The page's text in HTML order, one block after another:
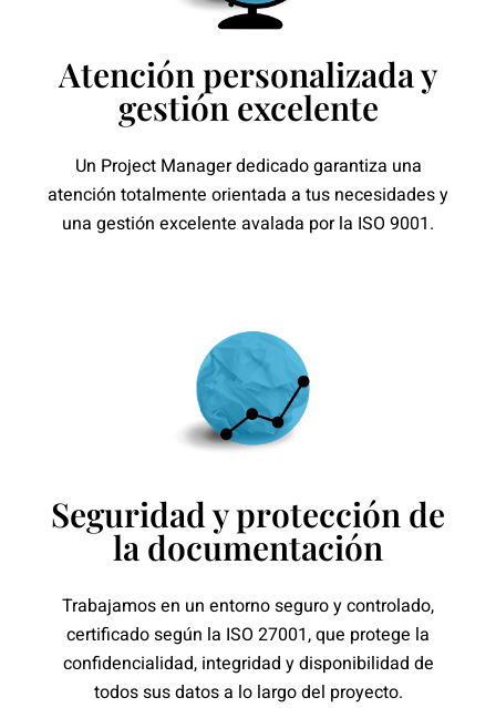
Atención personalizada y
gestión excelente
Un Project Manager dedicado garantiza una
atención totalmente orientada a tus necesidades y
una gestión excelente avalada por la ISO 9001.
Seguridad y protección de
la documentación
Trabajamos en un entorno seguro y controlado,
certificado según la ISO 27001, que protege la
confidencialidad, integridad y disponibilidad de
todos sus datos a lo largo del proyecto.